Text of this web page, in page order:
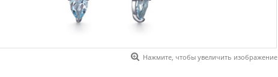
Нажмите, чтобы увеличить изображение